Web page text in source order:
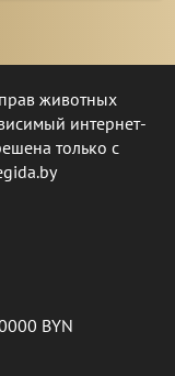
животных
интернет-
только с
BYN